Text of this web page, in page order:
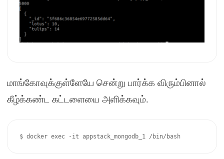
மாங்கோவுக்குள்ளேயே சென்று பார்க்க விரும்பினால்
கீழ்க்கண்ட கட்டளையை அளிக்கவும்.
$ docker exec -it appstack_mongodb_1 /bin/bash